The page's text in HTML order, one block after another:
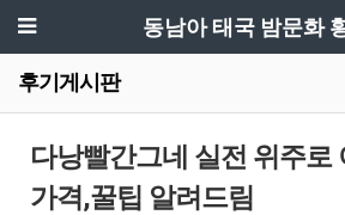
동남아 태국 밤문화
후기게시판
다낭빨간그네 실전 위주로
가격,꿀팁 알려드림